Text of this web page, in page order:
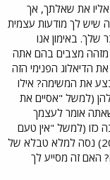
אליו את שאלתך, אך
שיש לך מודעות עצמית
באימון אנו
מזהה מצבים בהם אתה
הדיאלוג הפנימי הזה
את המשימה? אילו
(למשל "אסיים את
הסיבות שאתה אומר לעצמך
כזו (למשל "אין טעם
לעשות כי לא אעשה טוב" - מידת נכונות 20%) נסה למלא טבלא של
האם זה מסייע לך